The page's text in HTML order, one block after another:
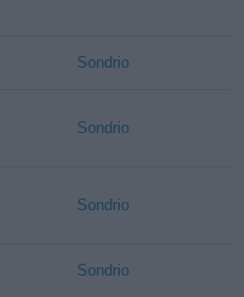
Sondrio
Sondrio
Sondrio
Sondrio